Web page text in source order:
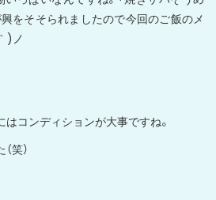
をそそられましたので今回のご飯のメ
)ノ
コンディションが大事ですね。
笑）